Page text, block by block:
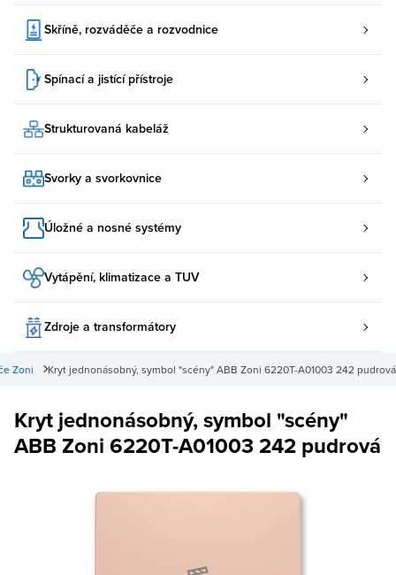
Skříně, rozváděče a rozvodnice
Spínací a jistící přístroje
Strukturovaná kabeláž
Svorky a svorkovnice
Úložné a nosné systémy
Vytápění, klimatizace a TUV
Zdroje a transformátory
Kryt jednonásobný, symbol "scény" ABB Zoni 6220T-A01003 242 pudrová
Zoni
Kryt jednonásobný, symbol "scény"
ABB Zoni 6220T-A01003 242 pudrová